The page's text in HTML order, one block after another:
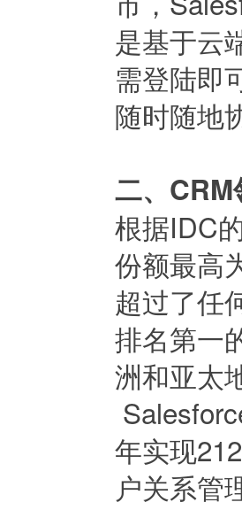
是基于云
需登陆即
随时随地
二、
根据IDC
份额最高
超过了任
排名第一
洲和亚太
年实现
户关系管